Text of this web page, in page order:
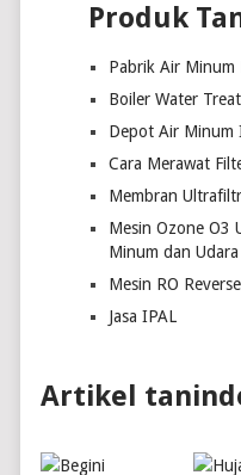
Produk
Pabrik Air Minum
Boiler Water
Depot Air Minum
Cara Merawat
Membran
Mesin Ozone O3
Minum dan Udara
Mesin RO
Jasa IPAL
Artikel